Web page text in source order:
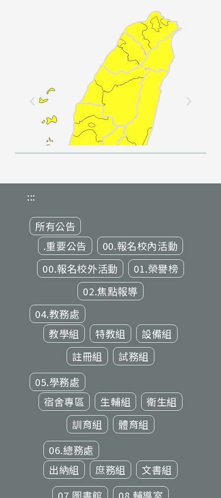
:::
所有公告
.重要公告
00.報名校內活動
00.報名校外活動
01.榮譽榜
02.焦點報導
04.教務處
教學組
特教組
設備組
註冊組
試務組
05.學務處
宿舍專區
生輔組
衛生組
訓育組
體育組
06.總務處
出納組
庶務組
文書組
07.圖書館
08.輔導室